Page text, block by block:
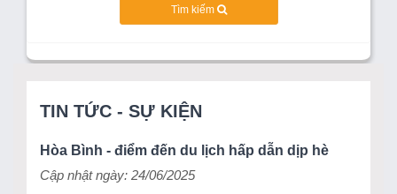
Tìm kiếm
TIN TỨC - SỰ KIỆN
Hòa Bình - điểm đến du lịch hấp dẫn dịp hè
Cập nhật ngày: 24/06/2025